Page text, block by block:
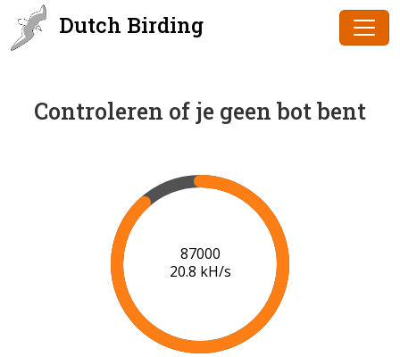
Dutch Birding
Controleren of je geen bot bent
89000
20.8 kH/s